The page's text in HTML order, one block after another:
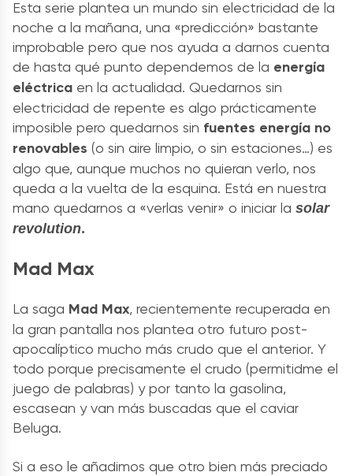
Esta serie plantea un mundo sin electricidad de la
noche a la mañana, una «predicción» bastante
improbable pero que nos ayuda a darnos cuenta
de hasta qué punto dependemos de la energía
eléctrica en la actualidad. Quedarnos sin
electricidad de repente es algo prácticamente
imposible pero quedarnos sin fuentes energía no
renovables (o sin aire limpio, o sin estaciones…) es
algo que, aunque muchos no quieran verlo, nos
queda a la vuelta de la esquina. Está en nuestra
mano quedarnos a «verlas venir» o iniciar la solar
revolution.
Mad Max
La saga Mad Max, recientemente recuperada en
la gran pantalla nos plantea otro futuro post-
apocalíptico mucho más crudo que el anterior. Y
todo porque precisamente el crudo (permitidme el
juego de palabras) y por tanto la gasolina,
escasean y van más buscadas que el caviar
Beluga.
Si a eso le añadimos que otro bien más preciado